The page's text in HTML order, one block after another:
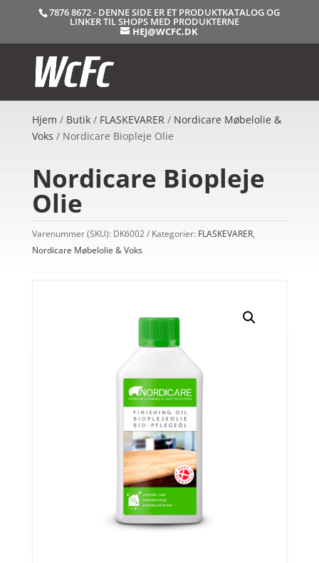
7876 8672 - DENNE SIDE ER ET PRODUKTKATALOG OG
LINKER TIL SHOPS MED PRODUKTERNE
HEJ@WCFC.DK
Hjem / Butik/ FLASKEVARER / Nordicare Møbelolie &
Voks / Nordicare Biopleje Olie
Nordicare Biopleje
Olie
Varenummer (SKU): DK6002 Kategorier: FLASKEVARER,
Nordicare Møbelolie & Voks